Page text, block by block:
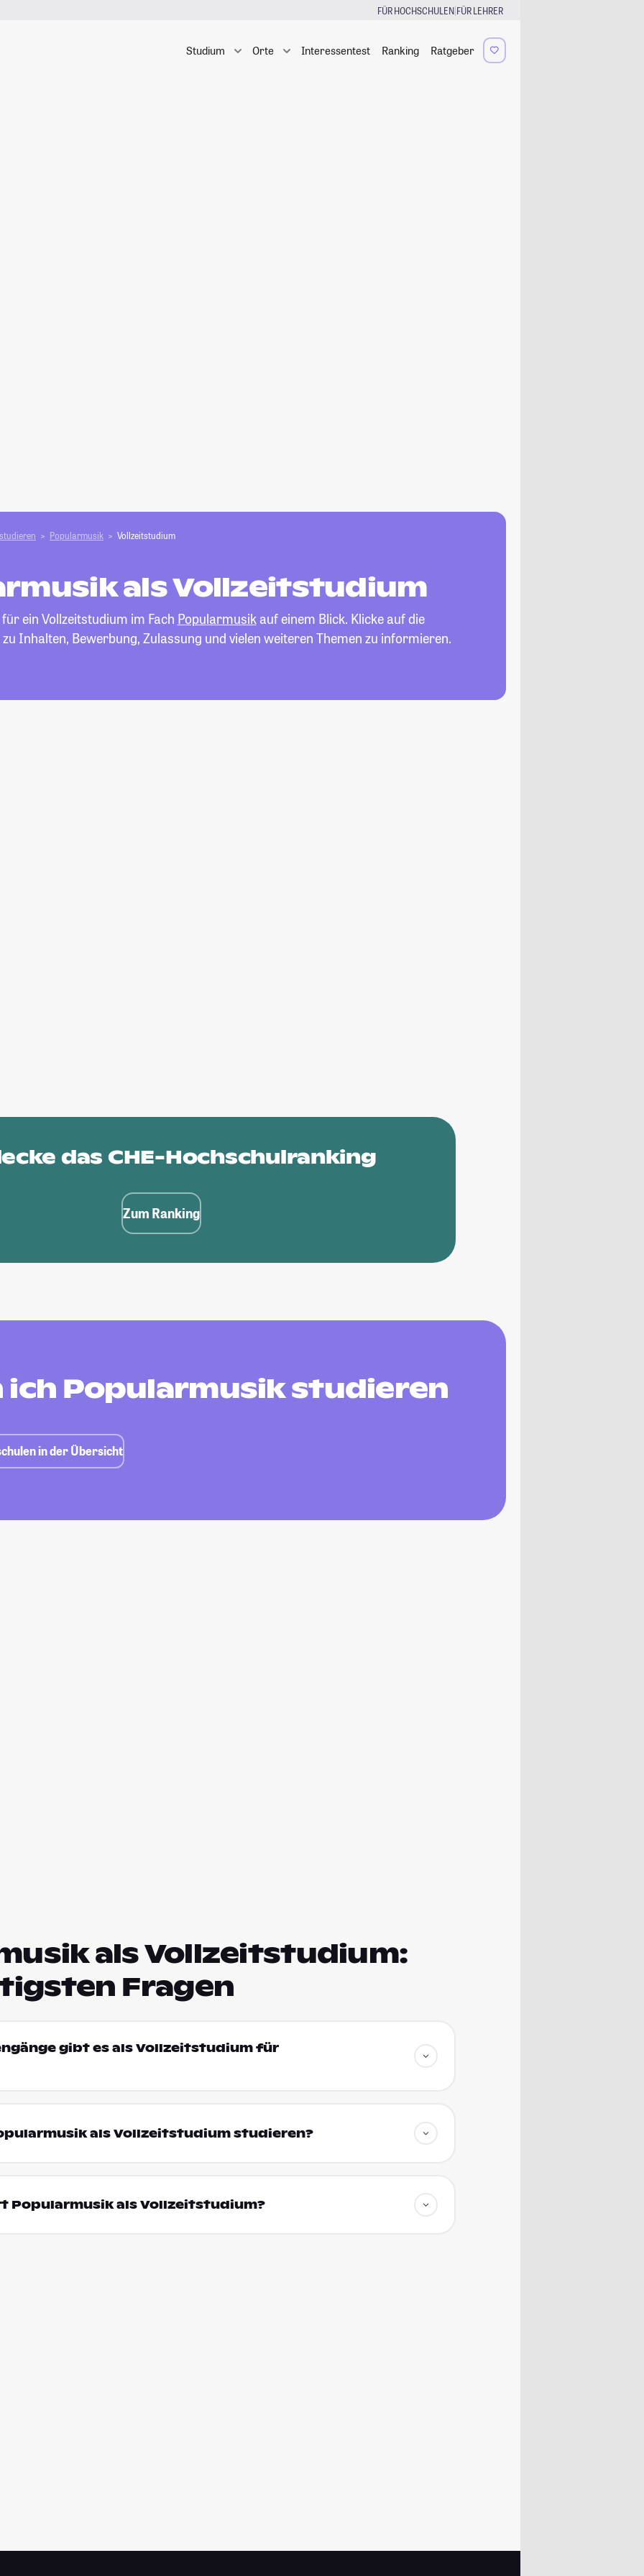
FÜR HOCHSCHULEN|FÜR LEHRER
Studium Orte Interessentest Ranking Ratgeber
Popularmusik Vollzeitstudium
als Vollzeitstudium
ein Vollzeitstudium im Fach Popularmusikauf einem Blick. Klicke auf die
Inhalten, Bewerbung, Zulassung und vielen weiteren Themen zu informieren.
das CHE-Hochschulranking
Zum Ranking
ich Popularmusik studieren
in der Übersicht
als Vollzeitstudium:
Fragen
gibt es als Vollzeitstudium für
als Vollzeitstudium studieren?
Popularmusik als Vollzeitstudium?